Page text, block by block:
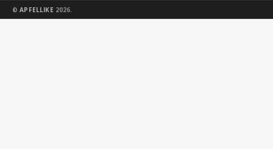
©APFELLIKE 2026.